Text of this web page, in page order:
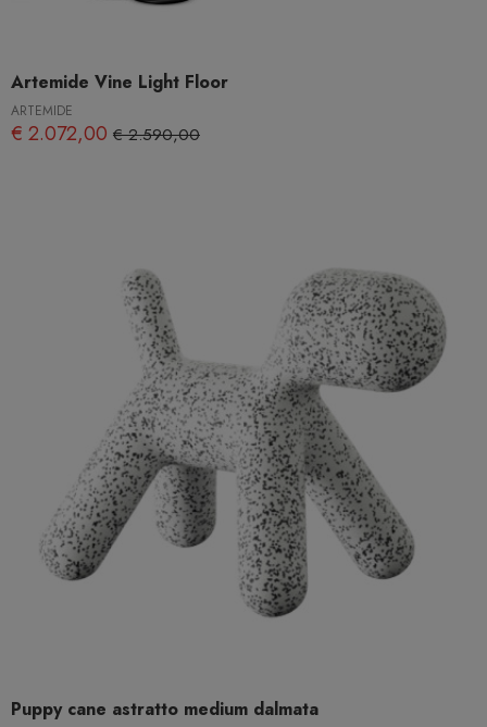
Artemide Vine Light Floor
ARTEMIDE
€ 2.072,00 € 2.590,00
Puppy cane astratto medium dalmata